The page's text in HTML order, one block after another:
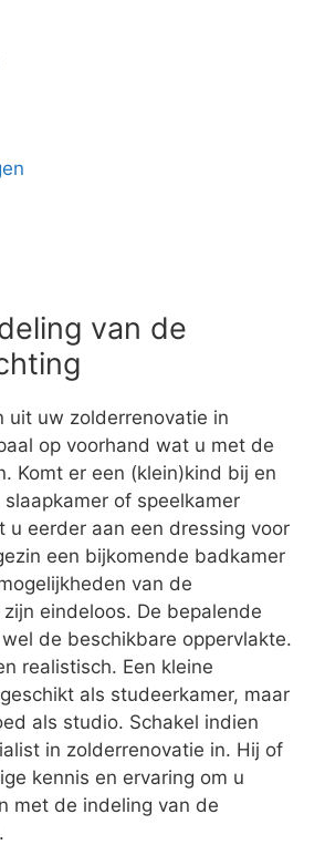
van de
uit uw zolderrenovatie in
op voorhand wat u met de
Komt er een (klein)kind bij en
of speelkamer
u eerder aan een dressing voor
een bijkomende badkamer
van de
eindeloos. De bepalende
de beschikbare oppervlakte.
realistisch. Een kleine
als studeerkamer, maar
als studio. Schakel indien
in zolderrenovatie in. Hij of
kennis en ervaring om u
met de indeling van de